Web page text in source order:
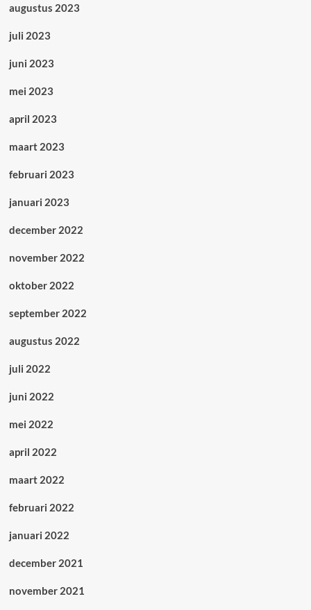
augustus 2023
juli 2023
juni 2023
mei 2023
april 2023
maart 2023
februari 2023
januari 2023
december 2022
november 2022
oktober 2022
september 2022
augustus 2022
juli 2022
juni 2022
mei 2022
april 2022
maart 2022
februari 2022
januari 2022
december 2021
november 2021